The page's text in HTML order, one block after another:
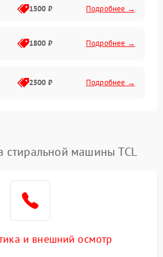
1500 ₽ Подробнее →
1800 ₽ Подробнее →
2500 ₽ Подробнее →
Подробнее →
стиральной машины TCL
и внешний осмотр